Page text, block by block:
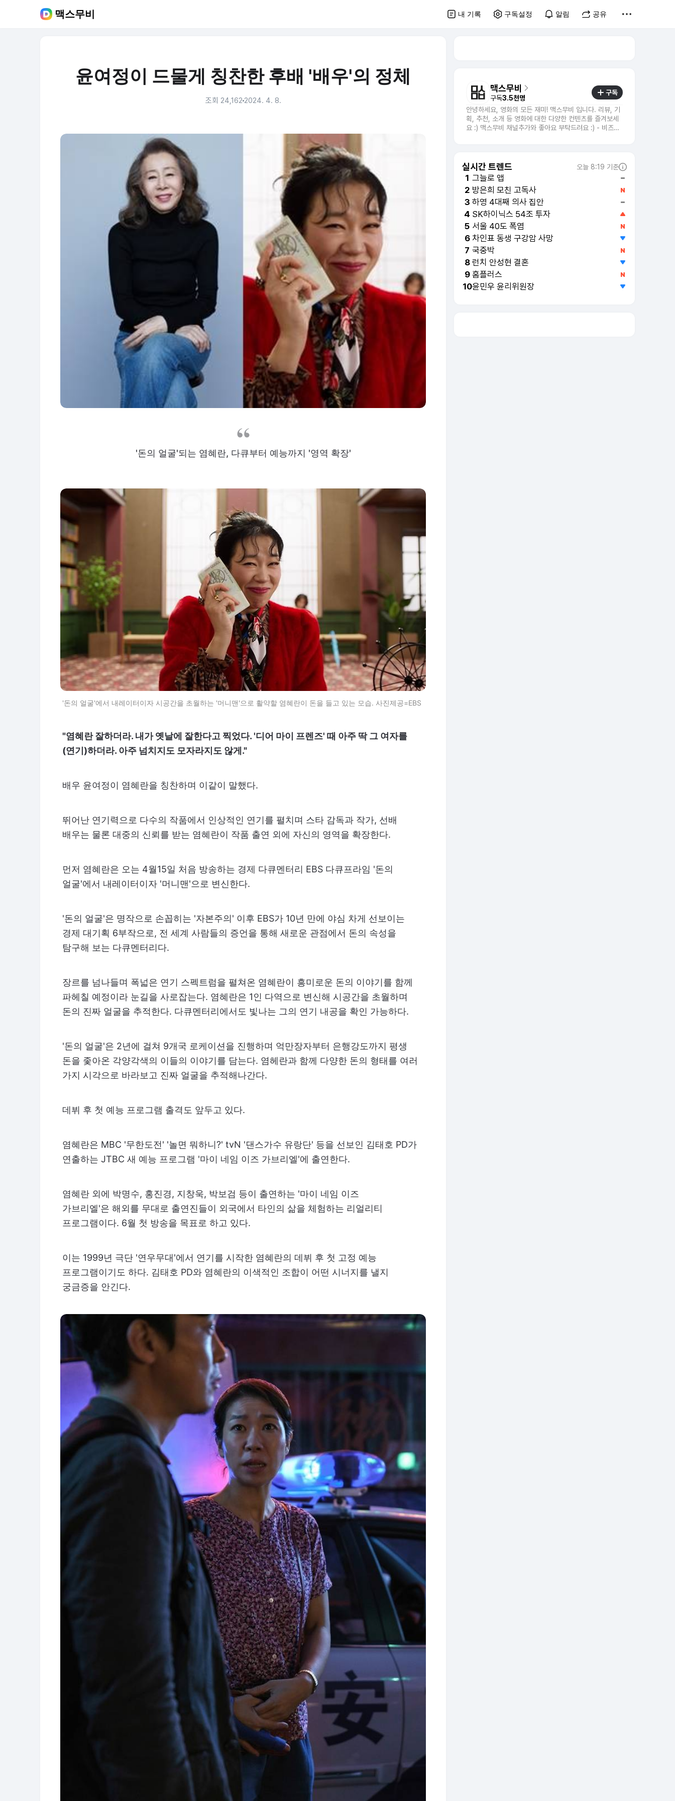
맥스무비 내 기록 구독설정 알림 공유
윤여정이 드물게 칭찬한 후배 '배우'의 정체
조회 24,1622024. 4. 8.
'돈의 얼굴'되는 염혜란, 다큐부터 예능까지 '영역 확장'
'돈의 얼굴'에서 내레이터이자 시공간을 초월하는 '머니맨'으로 활약할 염혜란이 돈을 들고 있는 모습. 사진제공=EBS
"염혜란 잘하더라. 내가 옛날에 잘한다고 찍었다. '디어 마이 프렌즈' 때 아주 딱 그 여자를
(연기)하더라. 아주 넘치지도 모자라지도 않게."
배우 윤여정이 염혜란을 칭찬하며 이같이 말했다.
뛰어난 연기력으로 다수의 작품에서 인상적인 연기를 펼치며 스타 감독과 작가, 선배
배우는 물론 대중의 신뢰를 받는 염혜란이 작품 출연 외에 자신의 영역을 확장한다.
먼저 염혜란은 오는 4월15일 처음 방송하는 경제 다큐멘터리 EBS 다큐프라임 '돈의
얼굴'에서 내레이터이자 '머니맨'으로 변신한다.
'돈의 얼굴'은 명작으로 손꼽히는 '자본주의' 이후 EBS가 10년 만에 야심 차게 선보이는
경제 대기획 6부작으로, 전 세계 사람들의 증언을 통해 새로운 관점에서 돈의 속성을
탐구해 보는 다큐멘터리다.
장르를 넘나들며 폭넓은 연기 스펙트럼을 펼쳐온 염혜란이 흥미로운 돈의 이야기를 함께
파헤칠 예정이라 눈길을 사로잡는다. 염혜란은 1인 다역으로 변신해 시공간을 초월하며
돈의 진짜 얼굴을 추적한다. 다큐멘터리에서도 빛나는 그의 연기 내공을 확인 가능하다.
'돈의 얼굴'은 2년에 걸쳐 9개국 로케이션을 진행하며 억만장자부터 은행강도까지 평생
돈을 좇아온 각양각색의 이들의 이야기를 담는다. 염헤란과 함께 다양한 돈의 형태를 여러
가지 시각으로 바라보고 진짜 얼굴을 추적해나간다.
데뷔 후 첫 예능 프로그램 출격도 앞두고 있다.
염혜란은 MBC '무한도전' '놀면 뭐하니?' tvN '댄스가수 유랑단' 등을 선보인 김태호 PD가
연출하는 JTBC 새 예능 프로그램 '마이 네임 이즈 가브리엘'에 출연한다.
염혜란 외에 박명수, 홍진경, 지창욱, 박보검 등이 출연하는 '마이 네임 이즈
가브리엘'은 해외를 무대로 출연진들이 외국에서 타인의 삶을 체험하는 리얼리티
프로그램이다. 6월 첫 방송을 목표로 하고 있다.
이는 1999년 극단 '연우무대'에서 연기를 시작한 염혜란의 데뷔 후 첫 고정 예능
프로그램이기도 하다. 김태호 PD와 염혜란의 이색적인 조합이 어떤 시너지를 낼지
궁금증을 안긴다.
맥스무비
구독3.5천명
구독
안녕하세요, 영화의 모든 재미! 맥스무비 입니다. 리뷰, 기
획, 추천, 소개 등 영화에 대한 다양한 컨텐츠를 즐겨보세
요 :) 맥스무비 채널추가와 좋아요 부탁드려요 :) - 비즈니
실시간 트렌드 오늘 8:19 기준
1 그늘로 앱
2 방은희 모친 고독사
4 SK하이닉스 54조 투자
5 서울 40도 폭염
6 차인표 동생 구강암 사망
7 국중박
8 런치 안성현 결혼
9 홈플러스
10윤민우 윤리위원장